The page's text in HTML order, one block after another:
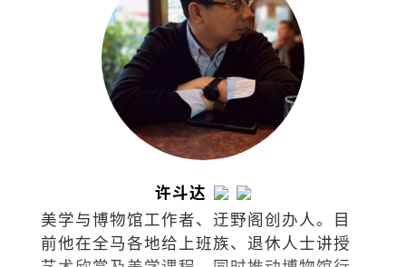
许斗达
美学与博物馆工作者、迂野阁创办人。目
前他在全马各地给上班族、退休人士讲授